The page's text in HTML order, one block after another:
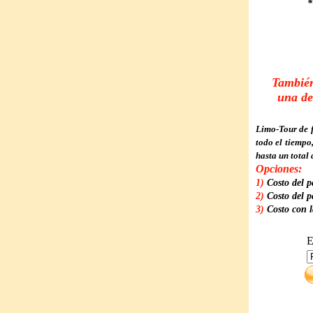
Limo-Tour de
todo el
hasta un total
Opciones:
1) Costo del
2) Costo del
3) Costo con
una